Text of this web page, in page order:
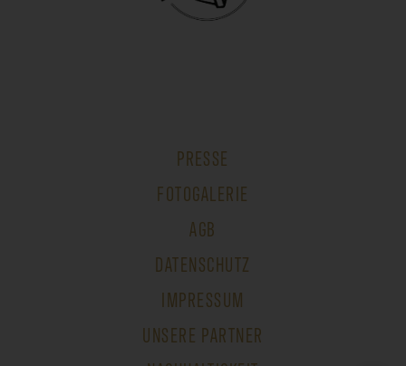
PRESSE
FOTOGALERIE
AGB
DATENSCHUTZ
IMPRESSUM
UNSERE PARTNER